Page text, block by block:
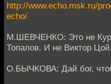
http://www.echo.msk.ru/
echo/
М.ШЕВЧЕНКО: Это не
Топалов. И не Виктор
О.БЫЧКОВА: Дай бог,